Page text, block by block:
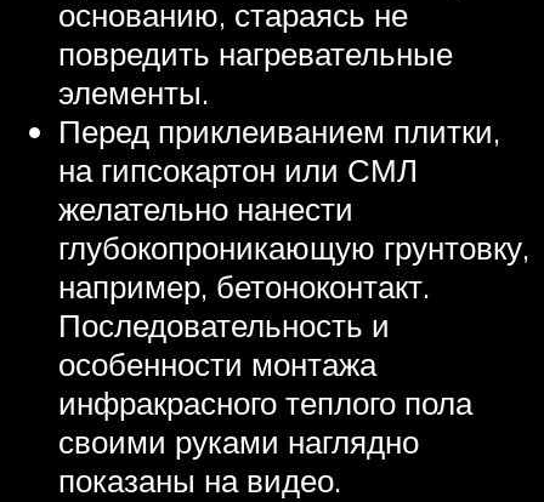
основанию, стараясь не
повредить нагревательные
элементы.
Перед приклеиванием плитки,
на гипсокартон или СМЛ
желательно нанести
глубокопроникающую грунтовку,
например, бетоноконтакт.
Последовательность и
особенности монтажа
инфракрасного теплого пола
своими руками наглядно
показаны на видео.